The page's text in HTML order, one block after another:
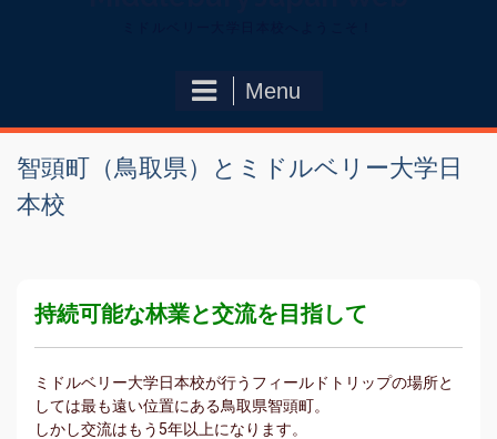
Menu
智頭町（鳥取県）とミドルベリー大学日
本校
持続可能な林業と交流を目指して
ミドルベリー大学日本校が行うフィールドトリップの場所と
しては最も遠い位置にある鳥取県智頭町。
しかし交流はもう5年以上になります。